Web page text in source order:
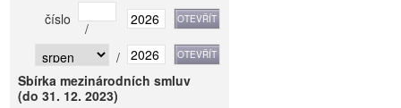
číslo
/
/
Sbírka mezinárodních smluv
(do 31. 12. 2023)